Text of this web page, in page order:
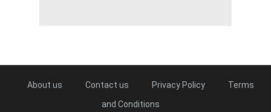
About us Contact us Privacy Policy
Terms
and Conditions